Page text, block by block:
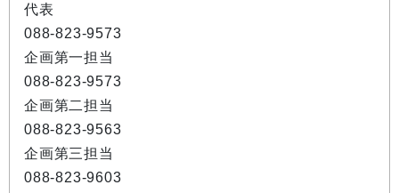
代表
088-823-9573
企画第一担当
088-823-9573
企画第二担当
088-823-9563
企画第三担当
088-823-9603